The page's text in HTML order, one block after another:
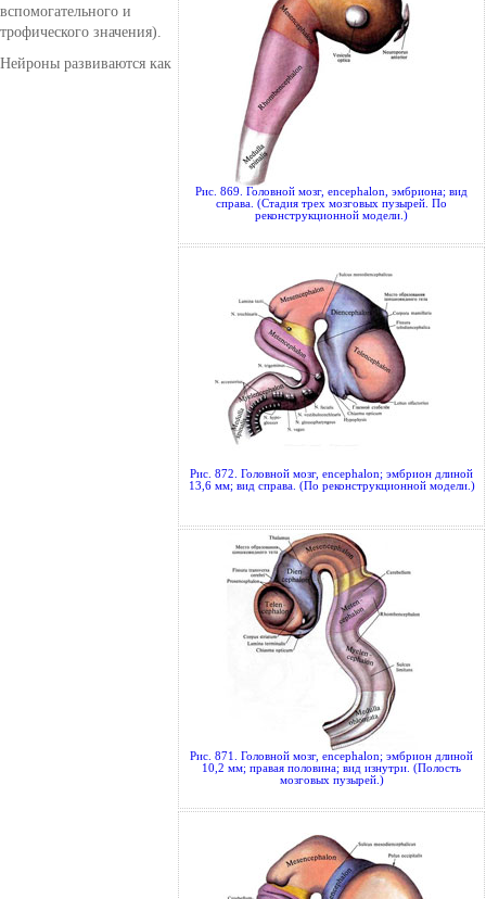
Рис. 869. Головной мозг, encephalon, эмбриона; вид
справа. (Стадия трех мозговых пузырей. По
реконструкционной модели.)
Рис. 872. Головной мозг, encephalon; эмбрион длиной
13,6 мм; вид справа. (По реконструкционной модели.)
Рис. 871. Головной мозг, encephalon; эмбрион длиной
10,2 мм; правая половина; вид изнутри. (Полость
мозговых пузырей.)
вспомогательного и
трофического значения).
Нейроны развиваются как